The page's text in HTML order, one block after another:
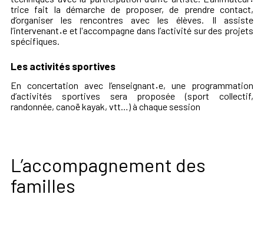
trice fait la démarche de proposer, de prendre contact,
d’organiser les rencontres avec les élèves. Il assiste
l’intervenant·e et l'accompagne dans l’activité sur des projets
spécifiques.
Les activités sportives
En concertation avec l’enseignant·e, une programmation
d’activités sportives sera proposée (sport collectif,
randonnée, canoë kayak, vtt…) à chaque session
L’accompagnement des
familles